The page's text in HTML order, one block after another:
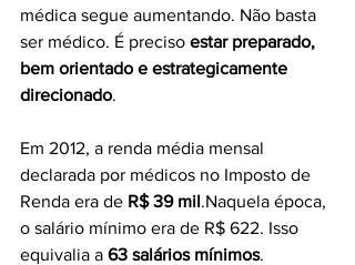
médica segue aumentando. Não basta
ser médico. É preciso estar preparado,
bem orientado e estrategicamente
direcionado.
Em 2012, a renda média mensal
declarada por médicos no Imposto de
Renda era de R$ 39 mil.Naquela época,
o salário mínimo era de R$ 622. Isso
equivalia a 63 salários mínimos.